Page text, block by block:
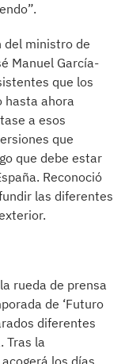
del ministro de
Manuel García-
que los
hasta ahora
a esos
que
que debe estar
Reconoció
las diferentes
rueda de prensa
de ‘Futuro
diferentes
Tras la
los días